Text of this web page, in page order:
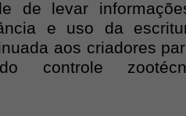
de levar
e uso da
aos criadores
do controle